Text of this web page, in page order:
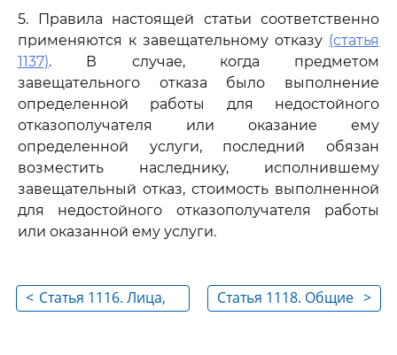
5. Правила настоящей статьи соответственно
применяются к завещательному отказу (статья
1137). В случае, когда предметом
завещательного отказа было выполнение
определенной работы для недостойного
отказополучателя или оказание ему
определенной услуги, последний обязан
возместить наследнику, исполнившему
завещательный отказ, стоимость выполненной
для недостойного отказополучателя работы
или оказанной ему услуги.
< Статья 1116. Лица,
>
Статья 1118. Общие